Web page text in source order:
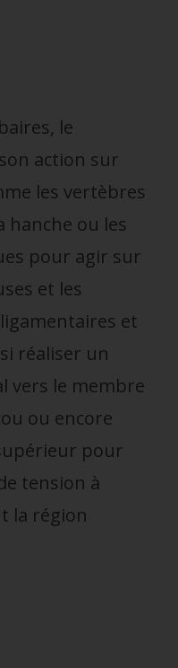
le
action sur
les vertèbres
hanche ou les
pour agir sur
et les
et
réaliser un
vers le membre
ou encore
pour
tension à
la région